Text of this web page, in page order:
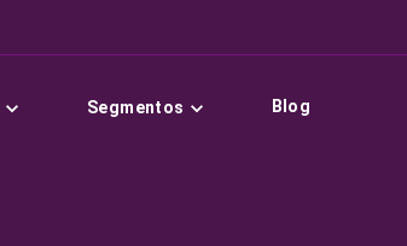
Segmentos Blog